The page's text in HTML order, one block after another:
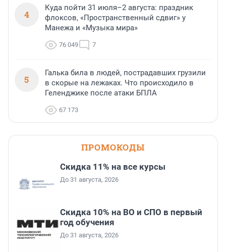
4
Куда пойти 31 июля–2 августа: праздник
флоксов, «Пространственный сдвиг» у
Манежа и «Музыка мира»
76 049 7
5
Галька била в людей, пострадавших грузили
в скорые на лежаках. Что происходило в
Геленджике после атаки БПЛА
67 173
ПРОМОКОДЫ
Скидка 11% на все курсы
До 31 августа, 2026
Скидка 10% на ВО и СПО в первый
год обучения
До 31 августа, 2026